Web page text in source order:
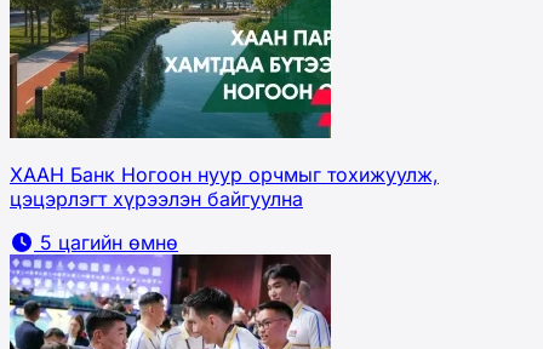
ХААН Банк Ногоон нуур орчмыг тохижуулж,
цэцэрлэгт хүрээлэн байгуулна
5 цагийн өмнө